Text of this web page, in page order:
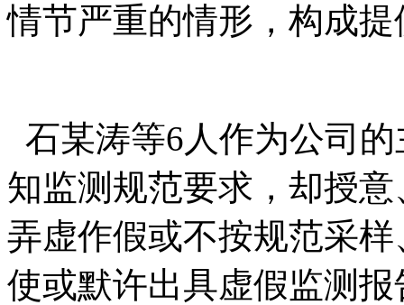
情节严重的情形，构成
石某涛等6人作为公司
知监测规范要求，却授
弄虚作假或不按规范采
使或默许出具虚假监测